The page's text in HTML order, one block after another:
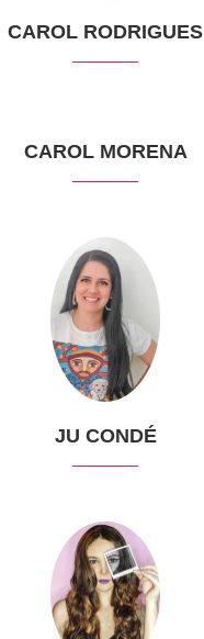
CAROL RODRIGUES
CAROL MORENA
JU CONDÉ